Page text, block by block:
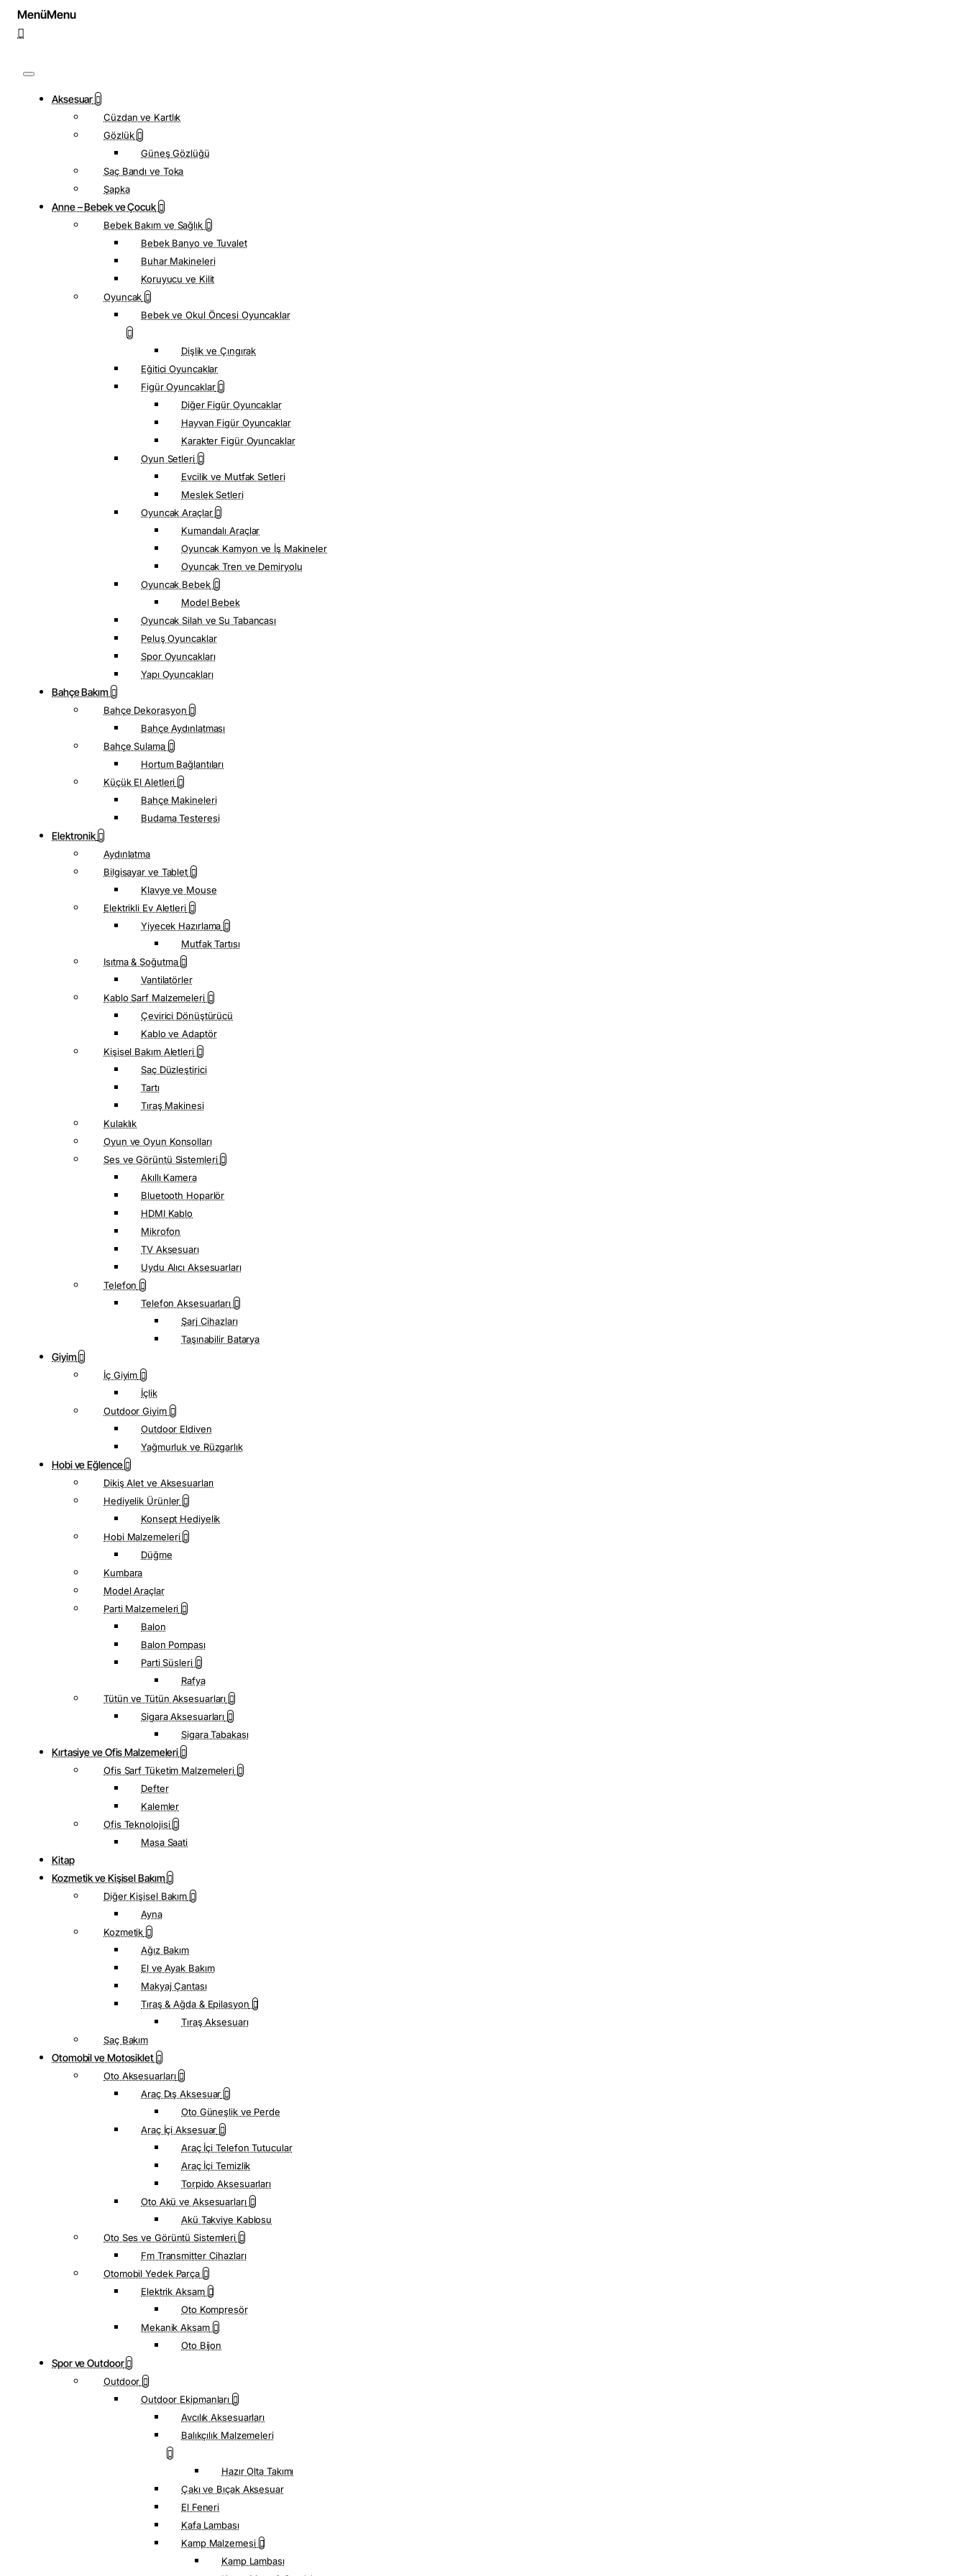
Menü
Aksesuar
Cüzdan ve Kartlık
Gözlük
Güneş Gözlüğü
Saç Bandı ve Toka
Şapka
Anne – Bebek ve Çocuk
Bebek Bakım ve Sağlık
Bebek Banyo ve Tuvalet
Buhar Makineleri
Koruyucu ve Kilit
Oyuncak
Bebek ve Okul Öncesi Oyuncaklar
Dişlik ve Çıngırak
Eğitici Oyuncaklar
Figür Oyuncaklar
Diğer Figür Oyuncaklar
Hayvan Figür Oyuncaklar
Karakter Figür Oyuncaklar
Oyun Setleri
Evcilik ve Mutfak Setleri
Meslek Setleri
Oyuncak Araçlar
Kumandalı Araçlar
Oyuncak Kamyon ve İş Makineler
Oyuncak Tren ve Demiryolu
Oyuncak Bebek
Model Bebek
Oyuncak Silah ve Su Tabancası
Peluş Oyuncaklar
Spor Oyuncakları
Yapı Oyuncakları
Bahçe Bakım
Bahçe Dekorasyon
Bahçe Aydınlatması
Bahçe Sulama
Hortum Bağlantıları
Küçük El Aletleri
Bahçe Makineleri
Budama Testeresi
Elektronik
Aydınlatma
Bilgisayar ve Tablet
Klavye ve Mouse
Elektrikli Ev Aletleri
Yiyecek Hazırlama
Mutfak Tartısı
Isıtma & Soğutma
Vantilatörler
Kablo Sarf Malzemeleri
Çevirici Dönüştürücü
Kablo ve Adaptör
Kişisel Bakım Aletleri
Saç Düzleştirici
Tartı
Tıraş Makinesi
Kulaklık
Oyun ve Oyun Konsolları
Ses ve Görüntü Sistemleri
Akıllı Kamera
Bluetooth Hoparlör
HDMI Kablo
Mikrofon
TV Aksesuarı
Uydu Alıcı Aksesuarları
Telefon
Telefon Aksesuarları
Şarj Cihazları
Taşınabilir Batarya
Giyim
İç Giyim
İçlik
Outdoor Giyim
Outdoor Eldiven
Yağmurluk ve Rüzgarlık
Hobi ve Eğlence
Dikiş Alet ve Aksesuarları
Hediyelik Ürünler
Konsept Hediyelik
Hobi Malzemeleri
Düğme
Kumbara
Model Araçlar
Parti Malzemeleri
Balon
Balon Pompası
Parti Süsleri
Rafya
Tütün ve Tütün Aksesuarları
Sigara Aksesuarları
Sigara Tabakası
Kırtasiye ve Ofis Malzemeleri
Ofis Sarf Tüketim Malzemeleri
Defter
Kalemler
Ofis Teknolojisi
Masa Saati
Kitap
Kozmetik ve Kişisel Bakım
Diğer Kişisel Bakım
Ayna
Kozmetik
Ağız Bakım
El ve Ayak Bakım
Makyaj Çantası
Tıraş & Ağda & Epilasyon
Tıraş Aksesuarı
Saç Bakım
Otomobil ve Motosiklet
Oto Aksesuarları
Araç Dış Aksesuar
Oto Güneşlik ve Perde
Araç İçi Aksesuar
Araç İçi Telefon Tutucular
Araç İçi Temizlik
Torpido Aksesuarları
Oto Akü ve Aksesuarları
Akü Takviye Kablosu
Oto Ses ve Görüntü Sistemleri
Fm Transmitter Cihazları
Otomobil Yedek Parça
Elektrik Aksam
Oto Kompresör
Mekanik Aksam
Oto Bijon
Spor ve Outdoor
Outdoor
Outdoor Ekipmanları
Avcılık Aksesuarları
Balıkçılık Malzemeleri
Hazır Olta Takımı
Çakı ve Bıçak Aksesuar
El Feneri
Kafa Lambası
Kamp Malzemesi
Kamp Lambası